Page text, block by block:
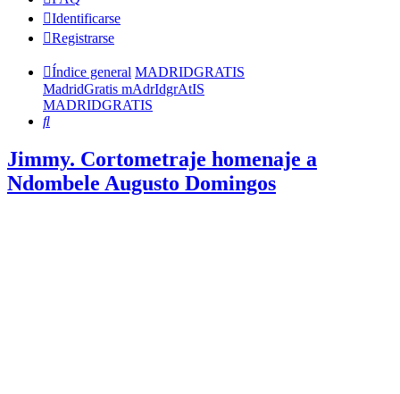
Identificarse
Registrarse
Índice general MADRIDGRATIS
MadridGratis mAdrIdgrAtIS
MADRIDGRATIS
Buscar
Jimmy. Cortometraje homenaje a
Ndombele Augusto Domingos